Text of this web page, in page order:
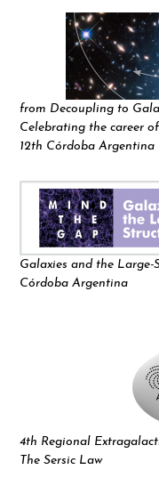
from Decoupling to
Celebrating the career
12th Córdoba Argentina
Galaxies and the Large-
Córdoba Argentina
4th Regional
The Sersic Law